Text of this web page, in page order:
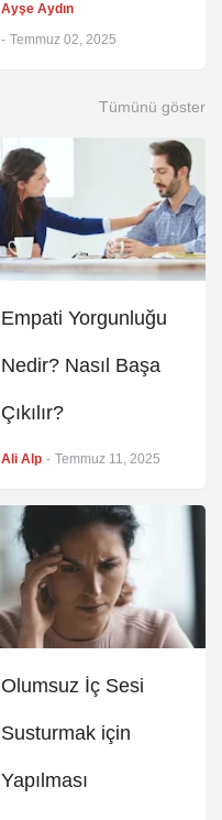
Ayşe Aydın
- Temmuz 02, 2025
Tümünü göster
Empati Yorgunluğu
Nedir? Nasıl Başa
Çıkılır?
Ali Alp - Temmuz 11, 2025
Olumsuz İç Sesi
Susturmak için
Yapılması